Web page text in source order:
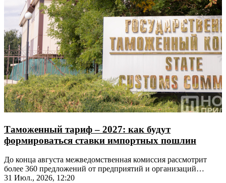
Таможенный тариф – 2027: как будут
формироваться ставки импортных пошлин
До конца августа межведомственная комиссия рассмотрит
более 360 предложений от предприятий и организаций
республики
31 Июл., 2026, 12:20